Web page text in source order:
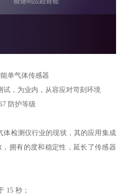
单气体传感器
，为业内，从容应对苛刻环境
防护等级
检测仪行业的现状，其的应用集成
拥有的度和稳定性，延长了传感器
15 秒；